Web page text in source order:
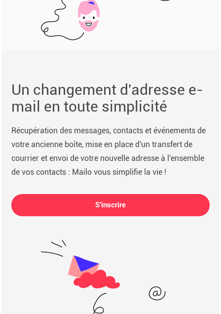
Un changement d'adresse e-
mail en toute simplicité
Récupération des messages, contacts et événements de
votre ancienne boîte, mise en place d'un transfert de
courrier et envoi de votre nouvelle adresse à l'ensemble
de vos contacts : Mailo vous simplifie la vie !
S'inscrire